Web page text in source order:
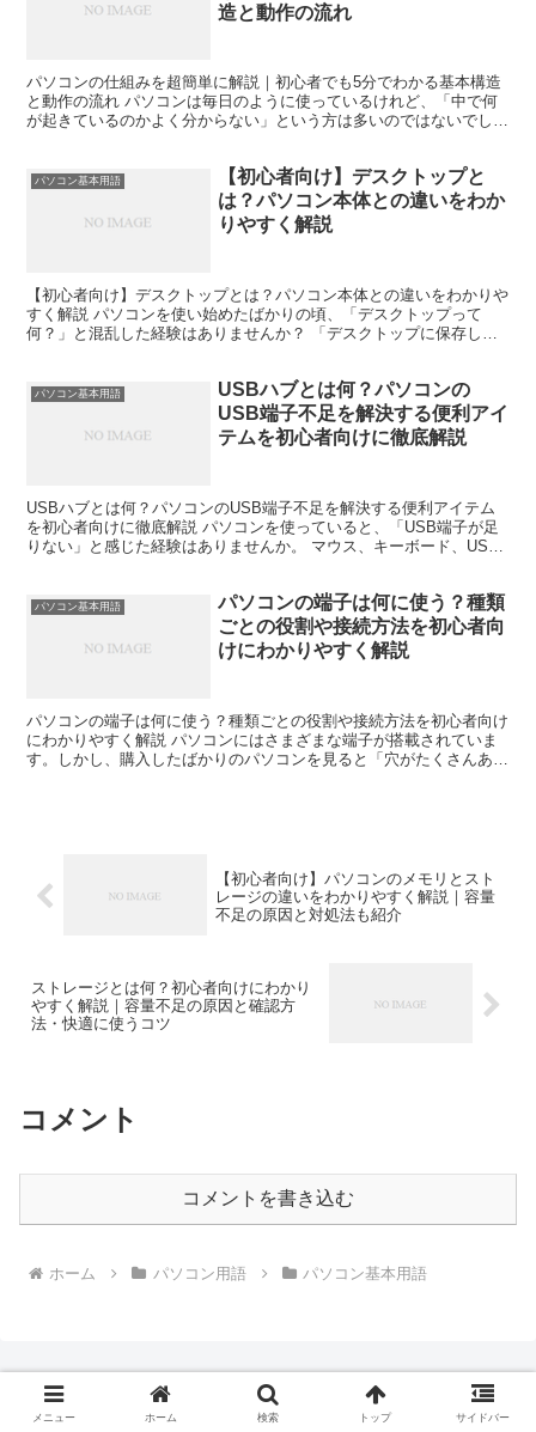
造と動作の流れ
パソコンの仕組みを超簡単に解説｜初心者でも5分でわかる基本構造
と動作の流れ パソコンは毎日のように使っているけれど、「中で何
が起きているのかよく分からない」という方は多いのではないでしょ
パソコン基本用語
【初心者向け】デスクトップと
は？パソコン本体との違いをわか
りやすく解説
【初心者向け】デスクトップとは？パソコン本体との違いをわかりや
すく解説 パソコンを使い始めたばかりの頃、「デスクトップって
何？」と混乱した経験はありませんか？ 「デスクトップに保存して
パソコン基本用語
USBハブとは何？パソコンの
USB端子不足を解決する便利アイ
テムを初心者向けに徹底解説
USBハブとは何？パソコンのUSB端子不足を解決する便利アイテム
を初心者向けに徹底解説 パソコンを使っていると、「USB端子が足
りない」と感じた経験はありませんか。 マウス、キーボード、USB
パソコン基本用語
パソコンの端子は何に使う？種類
ごとの役割や接続方法を初心者向
けにわかりやすく解説
パソコンの端子は何に使う？種類ごとの役割や接続方法を初心者向け
にわかりやすく解説 パソコンにはさまざまな端子が搭載されていま
す。しかし、購入したばかりのパソコンを見ると「穴がたくさんある
【初心者向け】パソコンのメモリとスト
レージの違いをわかりやすく解説｜容量
不足の原因と対処法も紹介
ストレージとは何？初心者向けにわかり
やすく解説｜容量不足の原因と確認方
法・快適に使うコツ
コメント
コメントを書き込む
ホーム パソコン用語 パソコン基本用語
メニュー ホーム 検索 トップ サイドバー